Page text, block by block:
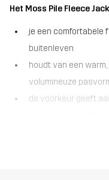
Het Moss Pile Fleece
je een comfortabele
buitenleven
houdt van een
volumineuze
de voorkeur geeft
De Moss Pile Fleece